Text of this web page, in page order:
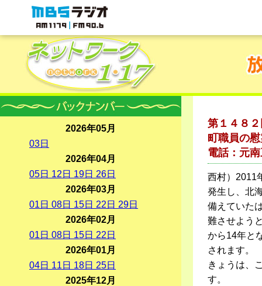
MBSラジオ 1179|FM90.6
第１４８
町職員の
電話：元
西村）2011
発生し、北
備えていた
難させよう
から14年と
されます。
きょうは、
す。
2026年05月
03日
2026年04月
05日 12 日 19日 26日
2026年03月
01 日 08日 15日 22 日 29日
2026年02月
01 日 08日 15日 22 日
2026年01月
04日 11 日 18日 25日
2025年12月